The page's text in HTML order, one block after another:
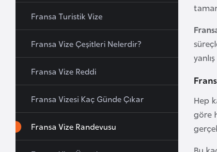
Hep
göre
Fransa Turistik Vize
Fransa Vize Çeşitleri Nelerdir?
Fransa Vize Reddi
Fransa Vizesi Kaç Günde Çıkar
Fransa Vize Randevusu
g
l
a
d
e
ş